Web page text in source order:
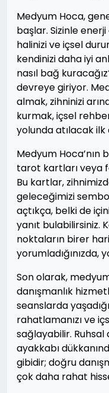
Medyum Hoca,
başlar. Sizinle enerji
halinizi ve içsel
kendinizi daha iyi
nasıl bağ
devreye giriyor.
almak, zihninizi
kurmak, içsel
yolunda atılacak ilk
Medyum
tarot kartları veya
Bu kartlar,
geleceğimizi
açtıkça, belki de
yanıt bulabilirsiniz.
noktaların birer
yorumladığınızda,
Son olarak,
danışmanlık
seanslarda
rahatlamanızı ve
sağlayabilir. Ruhsal
ayakkabı
gibidir; doğru
çok daha rahat